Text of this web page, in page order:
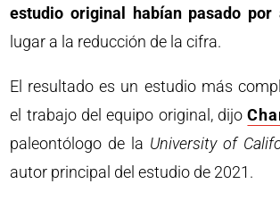
estudio original habían pasado por
lugar a la reducción de la cifra.
El resultado es un estudio más
el trabajo del equipo original, dijo
paleontólogo de la University of
autor principal del estudio de 2021.